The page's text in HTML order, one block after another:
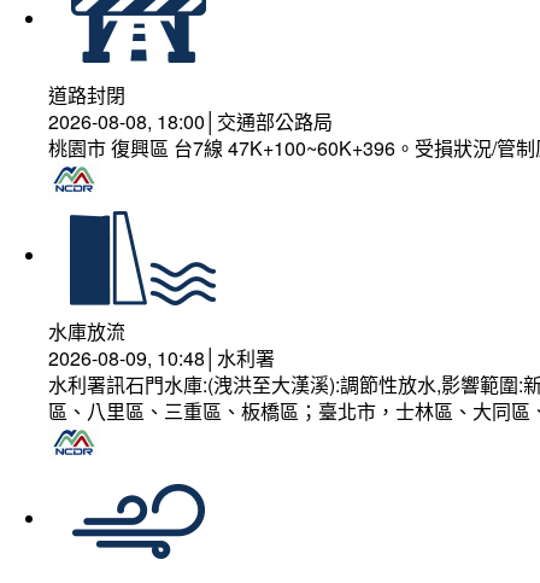
道路封閉
2026-08-08, 18:00│交通部公路局
桃園市 復興區 台7線 47K+100~60K+396。受損狀況/管
水庫放流
2026-08-09, 10:48│水利署
水利署訊石門水庫:(洩洪至大漢溪):調節性放水,影響範圍
區、八里區、三重區、板橋區；臺北市，士林區、大同